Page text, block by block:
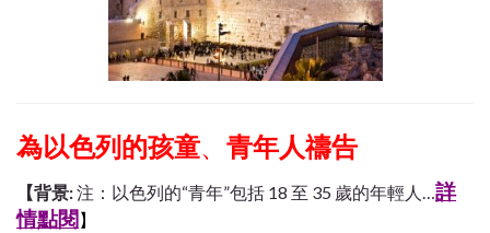
為以色列的孩童、 青年人禱告
【背景:注：以色列的“青年”包括 18 至 35 歲的年輕人…詳
情點閱】